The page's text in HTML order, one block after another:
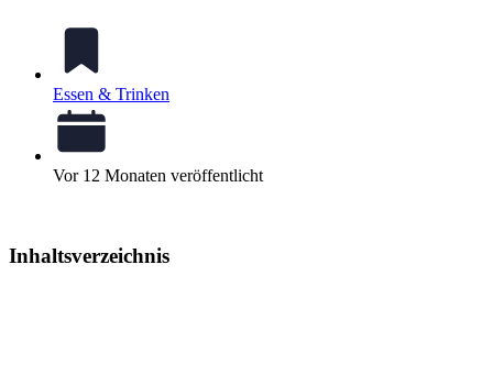
Essen & Trinken
Vor 12 Monaten veröffentlicht
Inhaltsverzeichnis